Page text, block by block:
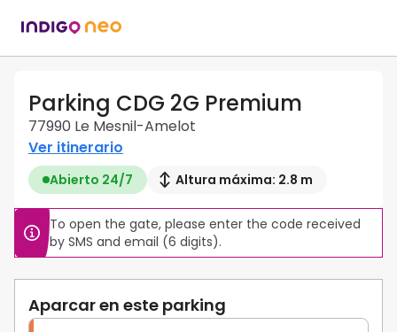
Parking CDG 2G Premium
77990 Le Mesnil-Amelot
Ver itinerario
Abierto 24/7 Altura máxima: 2.8 m
To open the gate, please enter the code received
by SMS and email (6 digits).
Aparcar en este parking